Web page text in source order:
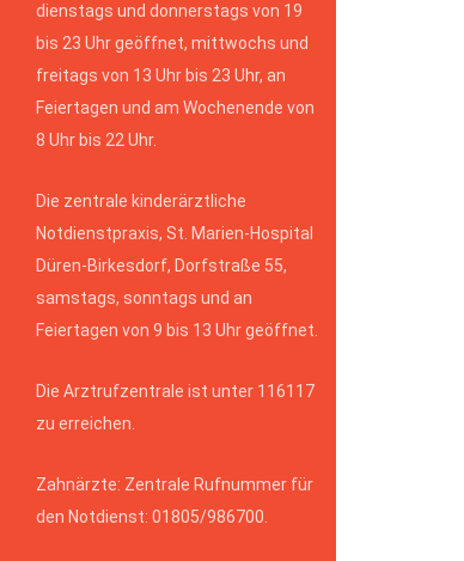
dienstags und donnerstags von 19
bis 23 Uhr geöffnet, mittwochs und
freitags von 13 Uhr bis 23 Uhr, an
Feiertagen und am Wochenende von
8 Uhr bis 22 Uhr.
Die zentrale kinderärztliche
Notdienstpraxis, St. Marien-Hospital
Düren-Birkesdorf, Dorfstraße 55,
samstags, sonntags und an
Feiertagen von 9 bis 13 Uhr geöffnet.
Die Arztrufzentrale ist unter 116117
zu erreichen.
Zahnärzte: Zentrale Rufnummer für
den Notdienst: 01805/986700.